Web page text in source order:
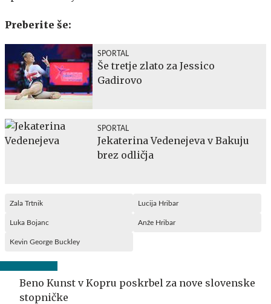
Preberite še:
SPORTAL
Še tretje zlato za Jessico
Gadirovo
SPORTAL
Jekaterina Vedenejeva v Bakuju
brez odličja
Zala Trtnik Lucija Hribar
Luka Bojanc Anže Hribar
Kevin George Buckley
Beno Kunst v Kopru poskrbel za nove slovenske
stopničke